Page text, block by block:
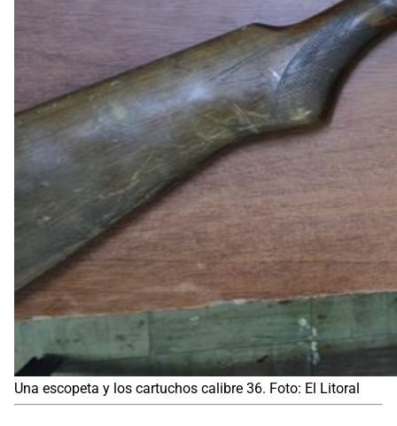
Una escopeta y los cartuchos calibre 36. Foto: El Litoral